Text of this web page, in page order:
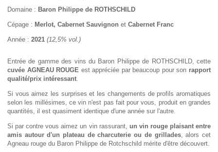
Domaine : Baron Philippe de ROTHSCHILD
Cépage : Merlot, Cabernet Sauvignon et Cabernet Franc
Année : 2021 (12,5% vol.)
Entrée de gamme des vins du Baron Philippe de ROTHSCHILD, cette
cuvée AGNEAU ROUGE est appréciée par beaucoup pour son rapport
qualité/prix intéressant
Si vous aimez les surprises et les changements de profils aromatiques
selon les millésimes, ce vin n'est pas fait pour vous, produit en grandes
quantités, il est quasiment identique d'une année sur l'autre.
Si par contre vous aimez un vin rassurant, un vin rouge plaisant entre
amis autour d'un plateau de charcuterie ou de grillades, alors cet
Agneau rouge du Baron Philippe de Rotchschild mérite d'être découvert.